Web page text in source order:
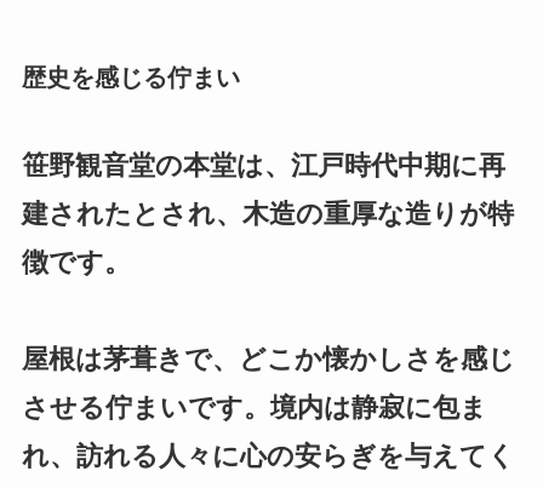
歴史を感じる佇まい
笹野観音堂の本堂は、江戸時代中期に再
建されたとされ、木造の重厚な造りが特
徴です。
屋根は茅葺きで、どこか懐かしさを感じ
させる佇まいです。境内は静寂に包ま
れ、訪れる人々に心の安らぎを与えてく